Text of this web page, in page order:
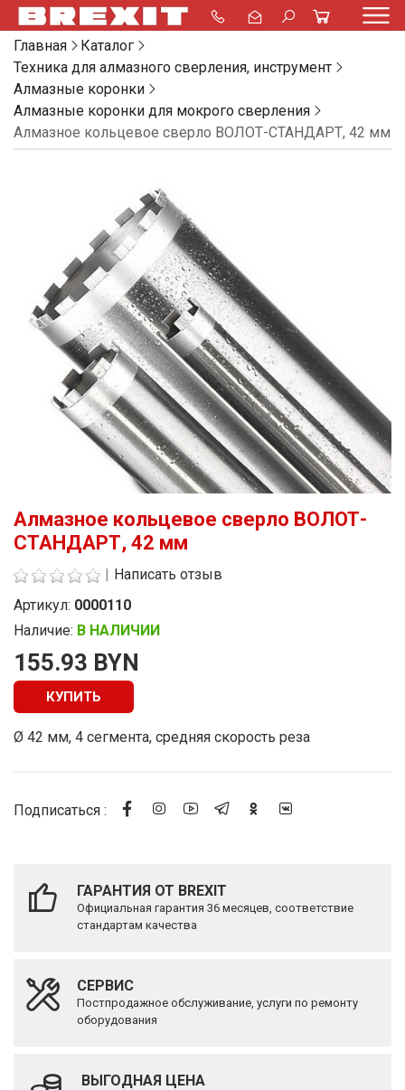
Главная
Каталог
Техника для алмазного сверления, инструмент
Алмазные коронки
Алмазные коронки для мокрого сверления
Алмазное кольцевое сверло ВОЛОТ-СТАНДАРТ, 42 мм
Алмазное кольцевое сверло ВОЛОТ-
СТАНДАРТ, 42 мм
| Написать отзыв
Артикул: 0000110
Наличие: В НАЛИЧИИ
Стоимость
155.93 BYN
КУПИТЬ
Ø 42 мм, 4 сегмента, средняя скорость реза
Подписаться :
ГАРАНТИЯ ОТ BREXIT
Официальная гарантия 36 месяцев, соответствие
стандартам качества
СЕРВИС
Постпродажное обслуживание, услуги по ремонту
оборудования
ВЫГОДНАЯ ЦЕНА